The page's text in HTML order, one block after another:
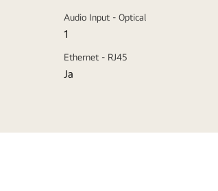
Audio Input - Optical
1
Ethernet - RJ45
Ja